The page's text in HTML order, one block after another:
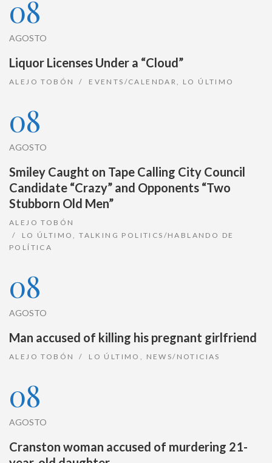
08
AGOSTO
Liquor Licenses Under a “Cloud”
ALEJO TOBÓN EVENTS/CALENDAR LO ÚLTIMO
08
AGOSTO
Smiley Caught on Tape Calling City Council
Candidate “Crazy” and Opponents “Two
Stubborn Old Men”
ALEJO TOBÓN
LO ÚLTIMO
,TALKING POLITICS/HABLANDO DE
POLÍTICA
08
AGOSTO
Man accused of killing his pregnant girlfriend
ALEJO TOBÓN LO ÚLTIMO NEWS/NOTICIAS
08
AGOSTO
Cranston woman accused of murdering 21-